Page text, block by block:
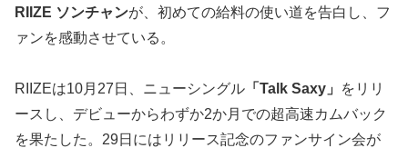
RIIZE ソンチャンが、初めての給料の使い道を告白し、フ
ァンを感動させている。
RIIZEは10月27日、ニューシングル 「Talk Saxy」
をリリ
ースし、デビューからわずか2か月での超高速カムバック
を果たした。29日にはリリース記念のファンサイン会が